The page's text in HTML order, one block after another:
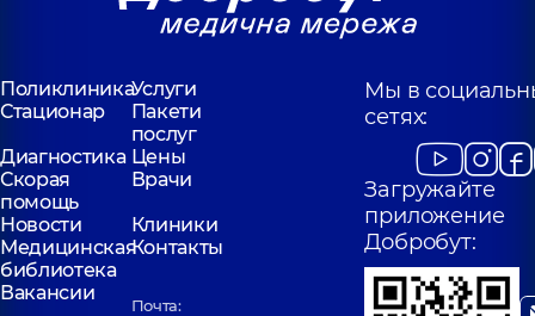
ПоликлиникаУслуги
Стационар
Пакети
послуг
Диагностика Цены
Скорая
помощь
Врачи
Новости
Клиники
Медицинская
библиотека
Контакты
Вакансии
Почта:
Мы в
сетях:
Загружайте
приложение
Добробут: